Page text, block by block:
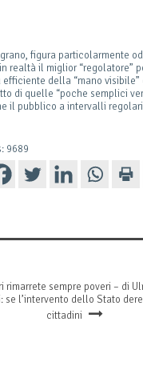
figura particolarmente
realtà il miglior “regolatore”
efficiente della “mano visibile”
di quelle “poche semplici
il pubblico a intervalli
9689
rimarrete sempre poveri – di
se l’intervento dello Stato
cittadini